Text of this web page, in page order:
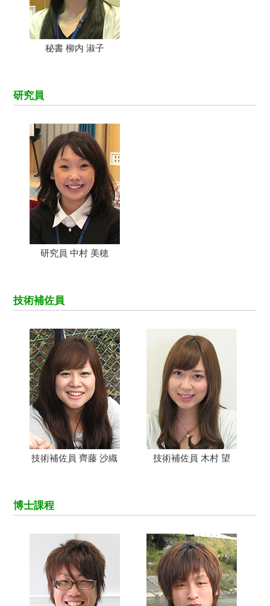
秘書 柳内 淑子
研究員
研究員 中村 美穂
技術補佐員
技術補佐員 齊藤 沙織 技術補佐員 木村 望
博士課程